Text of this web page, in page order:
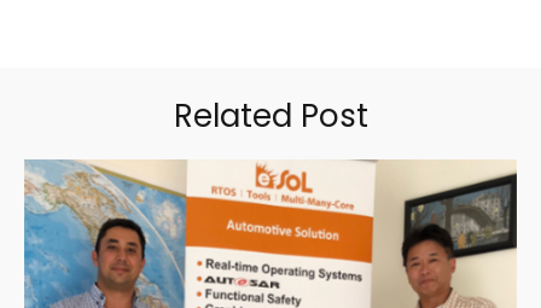
Related Post